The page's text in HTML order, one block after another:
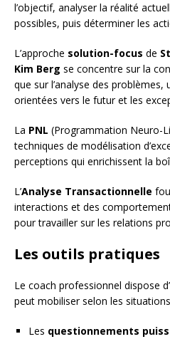
l’objectif, analyser la réalité
possibles, puis déterminer les
L’approche solution-focus de
Kim Berg se concentre sur la
que sur l’analyse des
orientées vers le futur et les
La PNL (Programmation Neuro-
techniques de modélisation
perceptions qui enrichissent la
L’Analyse Transactionnelle
interactions et des
pour travailler sur les relations
Les outils pratiques
Le coach professionnel dispose
peut mobiliser selon les
Les questionnements